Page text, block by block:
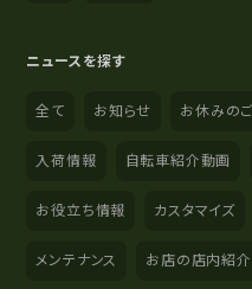
ニュースを探す
全て お知らせ お休みの
入荷情報 自転車紹介動画
お役立ち情報 カスタマイズ
メンテナンス お店の店内紹介